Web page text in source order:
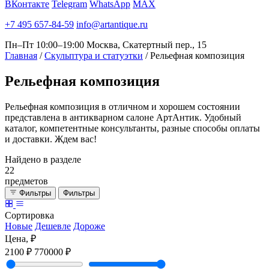
ВКонтакте Telegram WhatsApp MAX
+7 495 657-84-59 info@artantique.ru
Пн–Пт 10:00–19:00 Москва, Скатертный пер., 15
Главная / Скульптура и статуэтки / Рельефная композиция
Рельефная композиция
Рельефная композиция в отличном и хорошем состоянии
представлена в антикварном салоне АртАнтик. Удобный
каталог, компетентные консультанты, разные способы оплаты
и доставки. Ждем вас!
Найдено в разделе
22
предметов
Фильтры Фильтры
Сортировка
Новые Дешевле Дороже
Цена, ₽
2100 ₽ 770000 ₽